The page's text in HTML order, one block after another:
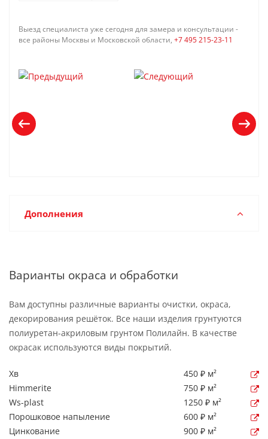
Выезд специалиста уже сегодня для замера и консультации -
все районы Москвы и Московской области, +7 495 215-23-11
Дополнения
Варианты окраса и обработки
Вам доступны различные варианты очистки, окраса,
декорирования решёток. Все наши изделия грунтуются
полиуретан-акриловым грунтом Полилайн. В качестве
окрасак используются виды покрытий.
Хв
450 ₽ м²
Himmerite
750 ₽ м²
Ws-plast
1250 ₽ м²
Порошковое напыление
600 ₽ м²
Цинкование
900 ₽ м²